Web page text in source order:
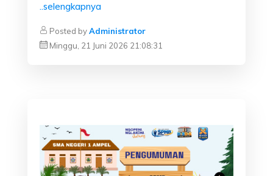
..selengkapnya
Posted byAdministrator
Minggu, 21 Juni 2026 21:08:31